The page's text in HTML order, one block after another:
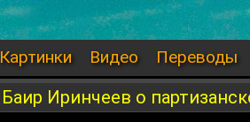
Картинки Видео Переводы
Баир Иринчеев о